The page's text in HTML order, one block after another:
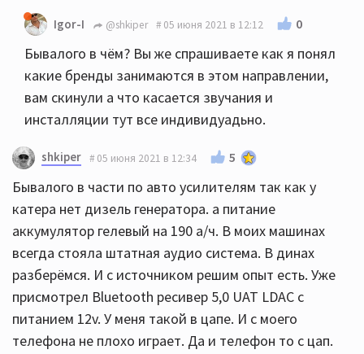
Igor-I @shkiper 05 июня 2021 в 12:12 0
Бывалого в чём? Вы же спрашиваете как я понял
какие бренды занимаются в этом направлении,
вам скинули а что касается звучания и
инсталляции тут все индивидуадьно.
shkiper 05 июня 2021 в 12:34 5
Бывалого в части по авто усилителям так как у
катера нет дизель генератора. а питание
аккумулятор гелевый на 190 а/ч. В моих машинах
всегда стояла штатная аудио система. В динах
разберёмся. И с источником решим опыт есть. Уже
присмотрел Bluetooth ресивер 5,0 UAT LDAC с
питанием 12v. У меня такой в цапе. И с моего
телефона не плохо играет. Да и телефон то с цап.